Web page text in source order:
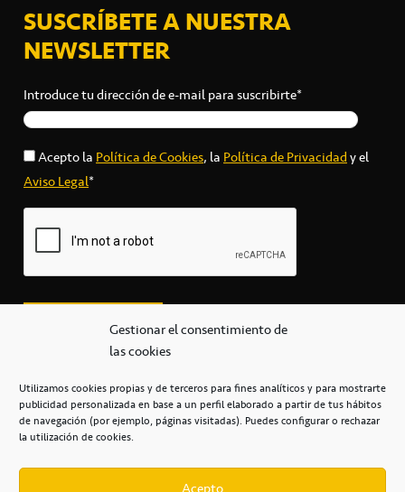
Gestionar el consentimiento de
las cookies
Utilizamos cookies propias y de terceros para fines analíticos y para mostrarte
publicidad personalizada en base a un perfil elaborado a partir de tus hábitos
de navegación (por ejemplo, páginas visitadas). Puedes configurar o rechazar
la utilización de cookies.
SUSCRÍBETE A NUESTRA
NEWSLETTER
Introduce tu dirección de e-mail para suscribirte*
Acepto laPolítica de Cookies, laPolítica de Privacidady el
Aviso Legal*
secretaria@cbcanarias.es
+34 922 253 684
Casa del Deporte / 38108 – La Laguna